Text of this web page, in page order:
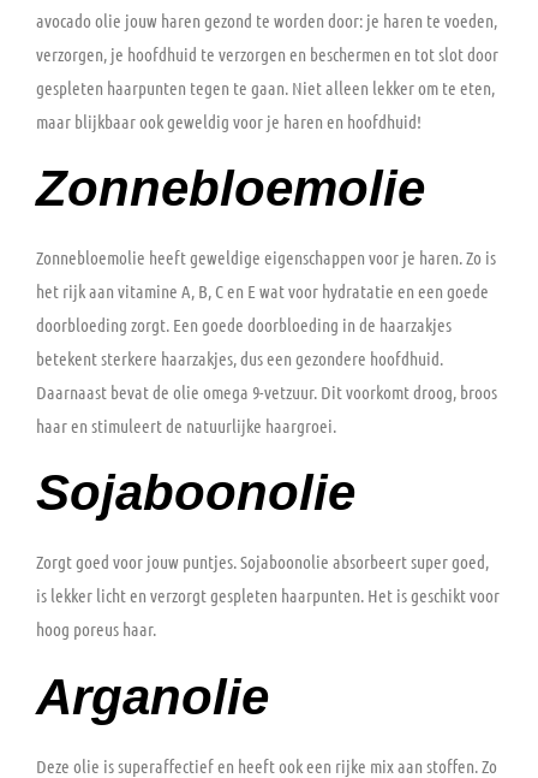
avocado olie jouw haren gezond te worden door: je haren te voeden,
verzorgen, je hoofdhuid te verzorgen en beschermen en tot slot door
gespleten haarpunten tegen te gaan. Niet alleen lekker om te eten,
maar blijkbaar ook geweldig voor je haren en hoofdhuid!
Zonnebloemolie
Zonnebloemolie heeft geweldige eigenschappen voor je haren. Zo is
het rijk aan vitamine A, B, C en E wat voor hydratatie en een goede
doorbloeding zorgt. Een goede doorbloeding in de haarzakjes
betekent sterkere haarzakjes, dus een gezondere hoofdhuid.
Daarnaast bevat de olie omega 9-vetzuur. Dit voorkomt droog, broos
haar en stimuleert de natuurlijke haargroei.
Sojaboonolie
Zorgt goed voor jouw puntjes. Sojaboonolie absorbeert super goed,
is lekker licht en verzorgt gespleten haarpunten. Het is geschikt voor
hoog poreus haar.
Arganolie
Deze olie is superaffectief en heeft ook een rijke mix aan stoffen. Zo